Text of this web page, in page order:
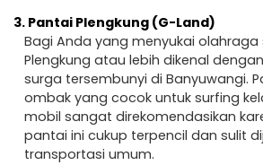
3. Pantai Plengkung (G-Land)
Bagi Anda yang menyukai olahraga
Plengkung atau lebih dikenal
surga tersembunyi di Banyuwangi.
ombak yang cocok untuk surfing
mobil sangat direkomendasikan
pantai ini cukup terpencil dan sulit
transportasi umum.